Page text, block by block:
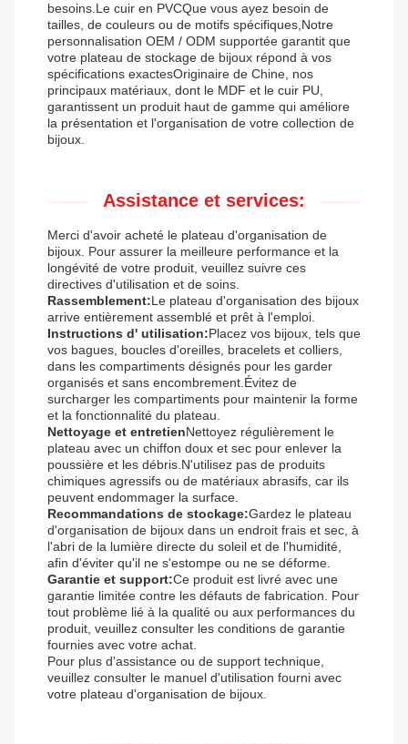
besoins.Le cuir en PVCQue vous ayez besoin de
tailles, de couleurs ou de motifs spécifiques,Notre
personnalisation OEM / ODM supportée garantit que
votre plateau de stockage de bijoux répond à vos
spécifications exactesOriginaire de Chine, nos
principaux matériaux, dont le MDF et le cuir PU,
garantissent un produit haut de gamme qui améliore
la présentation et l'organisation de votre collection de
bijoux.
Assistance et services:
Merci d'avoir acheté le plateau d'organisation de
bijoux. Pour assurer la meilleure performance et la
longévité de votre produit, veuillez suivre ces
directives d'utilisation et de soins.
Rassemblement:Le plateau d'organisation des bijoux
arrive entièrement assemblé et prêt à l'emploi.
Instructions d' utilisation:Placez vos bijoux, tels que
vos bagues, boucles d'oreilles, bracelets et colliers,
dans les compartiments désignés pour les garder
organisés et sans encombrement.Évitez de
surcharger les compartiments pour maintenir la forme
et la fonctionnalité du plateau.
Nettoyage et entretienNettoyez régulièrement le
plateau avec un chiffon doux et sec pour enlever la
poussière et les débris.N'utilisez pas de produits
chimiques agressifs ou de matériaux abrasifs, car ils
peuvent endommager la surface.
Recommandations de stockage:Gardez le plateau
d'organisation de bijoux dans un endroit frais et sec, à
l'abri de la lumière directe du soleil et de l'humidité,
afin d'éviter qu'il ne s'estompe ou ne se déforme.
Garantie et support:Ce produit est livré avec une
garantie limitée contre les défauts de fabrication. Pour
tout problème lié à la qualité ou aux performances du
produit, veuillez consulter les conditions de garantie
fournies avec votre achat.
Pour plus d'assistance ou de support technique,
veuillez consulter le manuel d'utilisation fourni avec
votre plateau d'organisation de bijoux.